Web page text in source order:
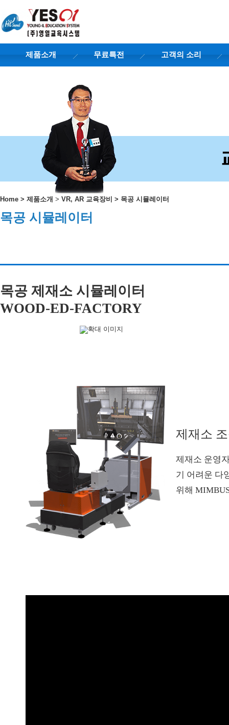
제품소개 무료특전 고객의 소리
Home > 제품소개 > VR, AR 교육장비 > 목공 시뮬레이터
목공 시뮬레이터
목공 제재소 시뮬레이터
WOOD-ED-FACTORY
제재소
제재소 운영
기 어려운 다
위해